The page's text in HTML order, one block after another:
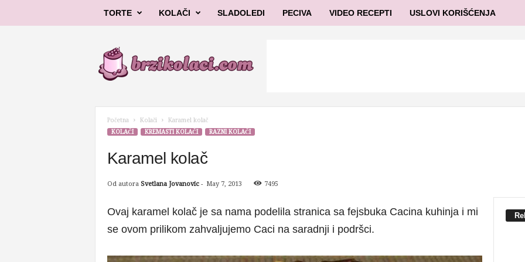
TORTE KOLAČI SLADOLEDI PECIVA VIDEO RECEPTI USLOVI KORIŠĆENJA
l
Početna Kolači
Karamel kolač
KOLAČI
KREMASTI KOLAČI RAZNI KOLAČI
Karamel kolač
Od autora Svetlana Jovanovic- May 7, 2013 7495
Ovaj karamel kolač je sa nama podelila stranica sa fejsbuka Cacina kuhinja i mi
se ovom prilikom zahvaljujemo Caci na saradnji i podršci.